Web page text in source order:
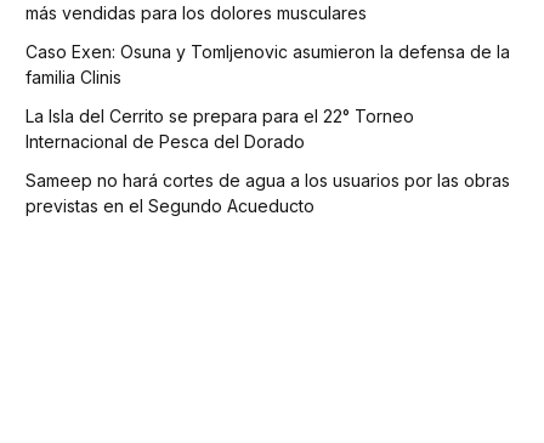
más vendidas para los dolores musculares
Caso Exen: Osuna y Tomljenovic asumieron la defensa de la
familia Clinis
La Isla del Cerrito se prepara para el 22° Torneo
Internacional de Pesca del Dorado
Sameep no hará cortes de agua a los usuarios por las obras
previstas en el Segundo Acueducto